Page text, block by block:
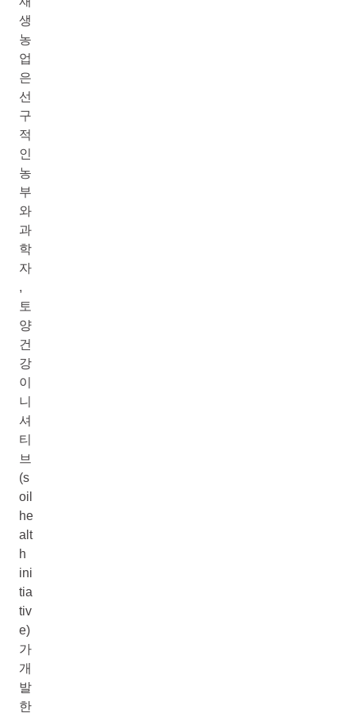
생
농
업
은
선
구
적
인
농
부
와
과
학
자
,
토
양
건
강
이
니
셔
티
브
(s
oil
he
alt
h
ini
tia
tiv
e)
가
개
발
한